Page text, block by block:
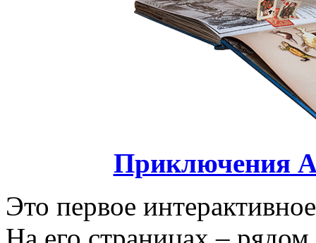
Приключения
Это первое